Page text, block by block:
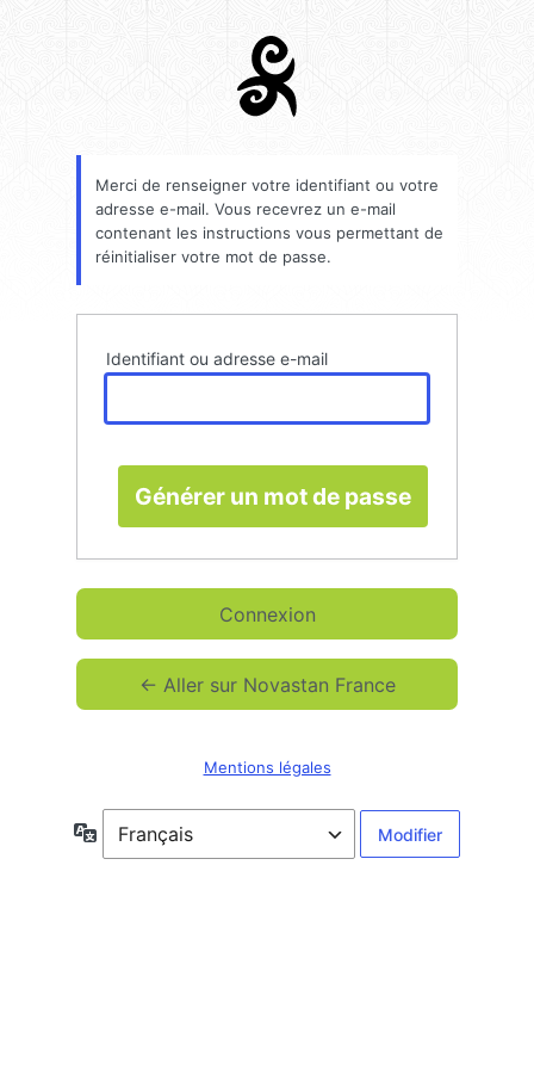
oublié
Merci de renseigner votre identifiant ou votre
adresse e-mail. Vous recevrez un e-mail
contenant les instructions vous permettant de
réinitialiser votre mot de passe.
Identifiant ou adresse e-mail
Connexion
← Aller sur Novastan France
Mentions légales
Langue